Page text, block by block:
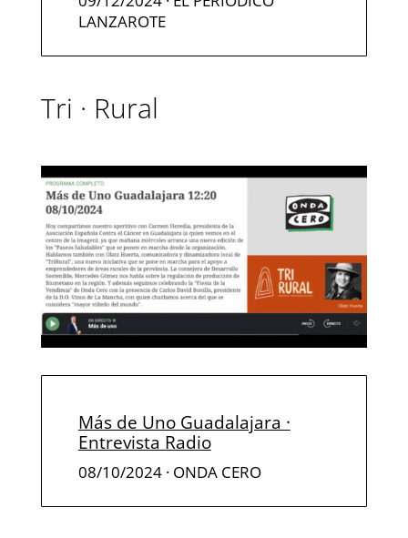
LANZAROTE
Tri · Rural
Más de Uno Guadalajara ·
Entrevista Radio
08/10/2024· ONDA CERO